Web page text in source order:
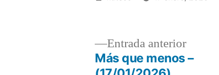
Entrada anteriorEntrada
Más que menos –